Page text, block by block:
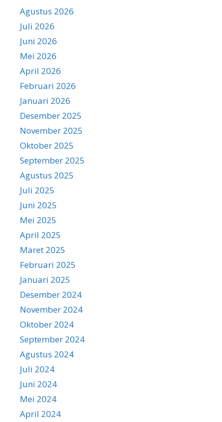
Agustus 2026
Juli 2026
Juni 2026
Mei 2026
April 2026
Februari 2026
Januari 2026
Desember 2025
November 2025
Oktober 2025
September 2025
Agustus 2025
Juli 2025
Juni 2025
Mei 2025
April 2025
Maret 2025
Februari 2025
Januari 2025
Desember 2024
November 2024
Oktober 2024
September 2024
Agustus 2024
Juli 2024
Juni 2024
Mei 2024
April 2024